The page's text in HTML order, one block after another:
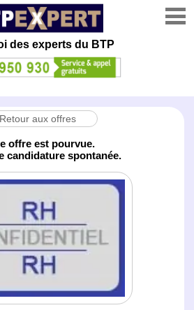
des experts du BTP
Retour aux offres
offre est pourvue.
candidature spontanée.